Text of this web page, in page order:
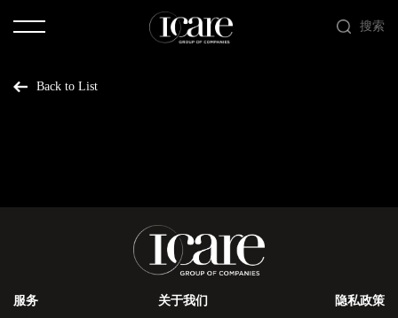
搜索
Back to List
服务 关于我们 隐私政策